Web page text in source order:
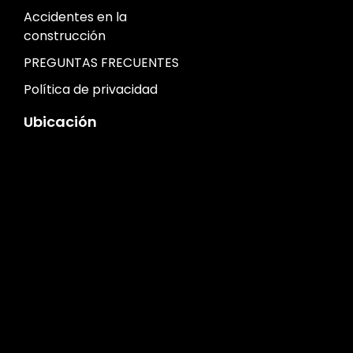
Accidentes en la
construcción
PREGUNTAS FRECUENTES
Política de privacidad
Ubicación